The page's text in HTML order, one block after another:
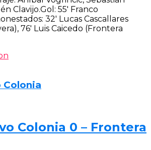
Clavijo.Gol: 55′ Franco
32′ Lucas Cascallares
76′ Luis Caicedo (Frontera
Colonia 0 – Frontera